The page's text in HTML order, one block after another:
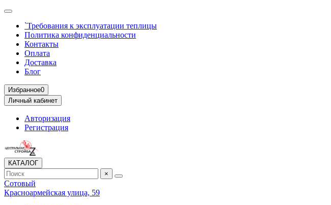
`Требования к эксплуатации теплицы
Политика конфиденциальности
Контакты
Оплата
Доставка
Блог
Избранное0
Личный кабинет
Авторизация
Регистрация
КАТАЛОГ
×
Сотовый
Красноармейская улица, 59